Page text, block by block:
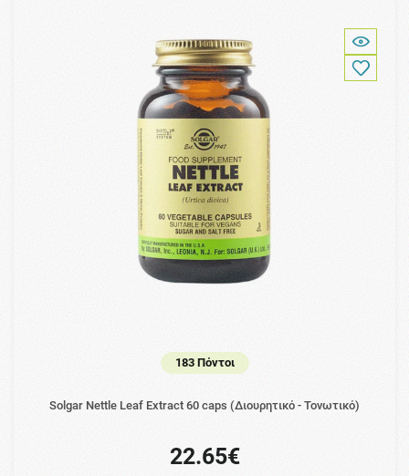
183 Πόντοι
Solgar Nettle Leaf Extract 60 caps (Διουρητικό - Τονωτικό)
22.65€